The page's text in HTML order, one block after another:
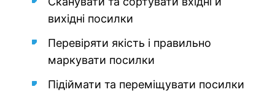
вихідні посилки
Перевіряти якість і правильно
маркувати посилки
Підіймати та переміщувати посилки